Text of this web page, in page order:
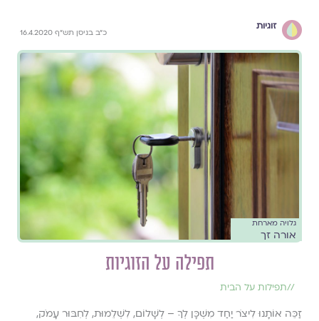
זוגיות
כ"ב בניסן תש"ף 16.4.2020
גלויה מארחת
אורה זך
תפילה על הזוגיות
//תפילות על הבית
זַכֵּה אוֹתָנוּ לִיצֹר יַחַד מִשְׁכָּן לְךָ – לְשָׁלוֹם, לִשְׁלֵמוּת, לְחִבּוּר עָמֹק,